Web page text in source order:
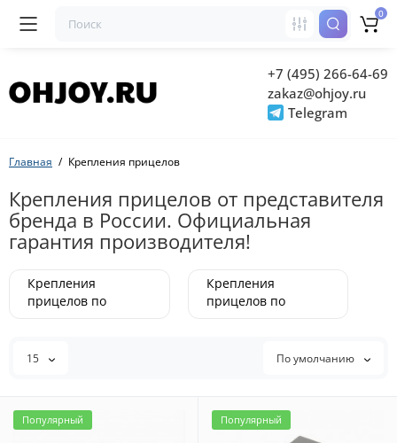
+7 (495) 266-64-69
zakaz@ohjoy.ru
Telegram
0
Главная Крепления прицелов
Крепления прицелов от представителя
бренда в России. Официальная
гарантия производителя!
Крепления
прицелов по
Крепления
прицелов по
15 По умолчанию
Популярный Популярный